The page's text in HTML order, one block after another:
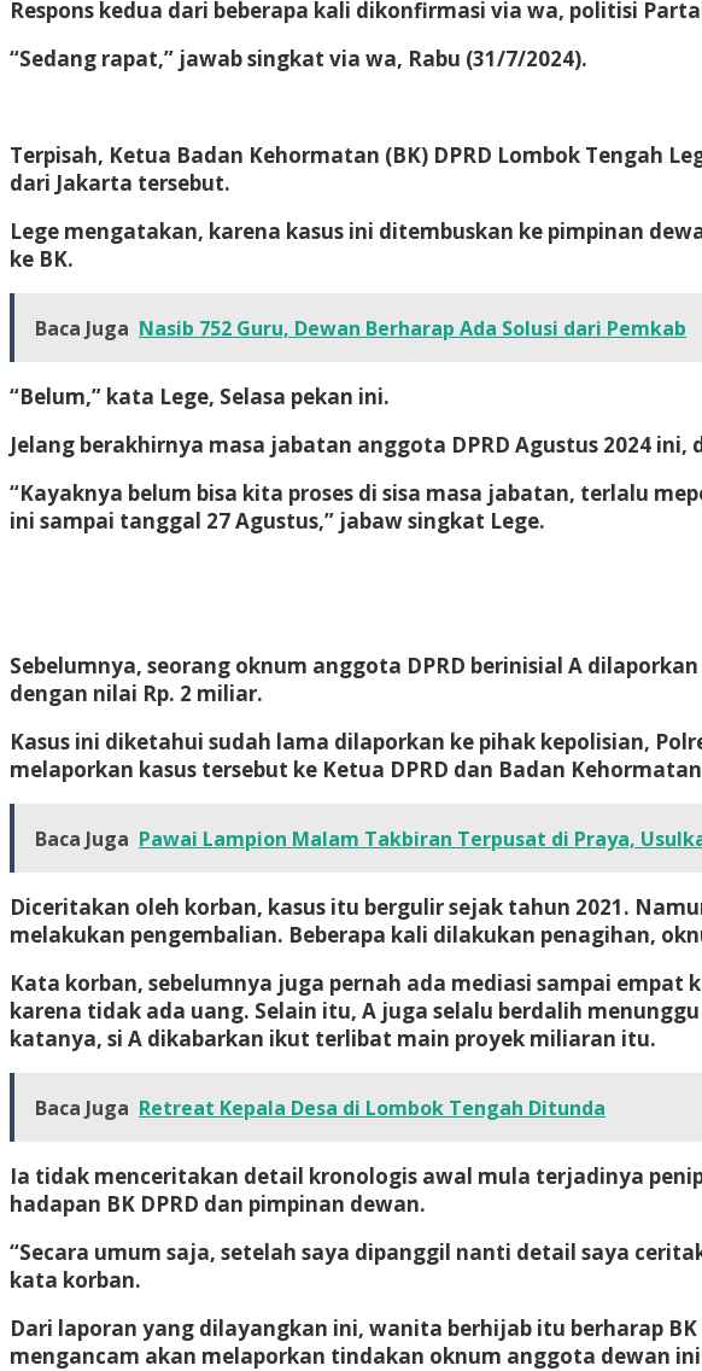
Respons kedua dari beberapa kali dikonfirmasi via wa, politisi
“Sedang rapat,” jawab singkat via wa, Rabu (31/7/2024).
Terpisah, Ketua Badan Kehormatan (BK) DPRD Lombok Tengah
dari Jakarta tersebut.
Lege mengatakan, karena kasus ini ditembuskan ke pimpinan
ke BK.
Baca Juga Nasib 752 Guru, Dewan Berharap Ada Solusi dari Pemkab
“Belum,” kata Lege, Selasa pekan ini.
Jelang berakhirnya masa jabatan anggota DPRD Agustus 2024
“Kayaknya belum bisa kita proses di sisa masa jabatan, terlalu
ini sampai tanggal 27 Agustus,” jabaw singkat Lege.
Sebelumnya, seorang oknum anggota DPRD berinisial A
dengan nilai Rp. 2 miliar.
Kasus ini diketahui sudah lama dilaporkan ke pihak kepolisian,
melaporkan kasus tersebut ke Ketua DPRD dan Badan
Baca Juga Pawai Lampion Malam Takbiran Terpusat di Praya,
Diceritakan oleh korban, kasus itu bergulir sejak tahun 2021.
melakukan pengembalian. Beberapa kali dilakukan penagihan,
Kata korban, sebelumnya juga pernah ada mediasi sampai
karena tidak ada uang. Selain itu, A juga selalu berdalih
katanya, si A dikabarkan ikut terlibat main proyek miliaran itu.
Baca Juga Retreat Kepala Desa di Lombok Tengah Ditunda
Ia tidak menceritakan detail kronologis awal mula terjadinya
hadapan BK DPRD dan pimpinan dewan.
“Secara umum saja, setelah saya dipanggil nanti detail saya
kata korban.
Dari laporan yang dilayangkan ini, wanita berhijab itu berharap
mengancam akan melaporkan tindakan oknum anggota dewan